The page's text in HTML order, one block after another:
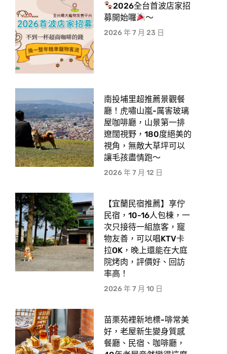
2026全台首波店家招
募開始囉
～
2026 年 7 月 23 日
南投埔里超推薦景觀餐
廳！虎嘯山嵐-厲害玻璃
屋咖啡廳，山景第一排
遼闊視野，180度絕美的
視角，無敵大草坪可以
讓毛孩盡情跑〜
2026 年 7 月 12 日
【宜蘭民宿推薦】享佇
民宿，10-16人包棟，一
次只接待一組旅客，寵
物友善，可以唱KTV卡
拉OK，晚上還能在大庭
院烤肉，評價好、回訪
率高！
2026 年 7 月 10 日
苗栗苑裡新地標-啡常美
好，老屋新生變身質感
餐廳、民宿、咖啡廳，